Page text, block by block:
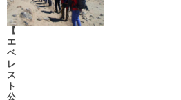
【
エ
ベ
レ
ス
ト
公